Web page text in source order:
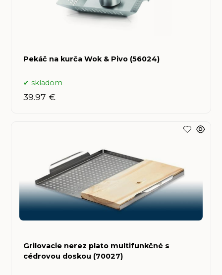
Pekáč na kurča Wok & Pivo (56024)
skladom
39.97 €
Grilovacie nerez plato multifunkčné s
cédrovou doskou (70027)